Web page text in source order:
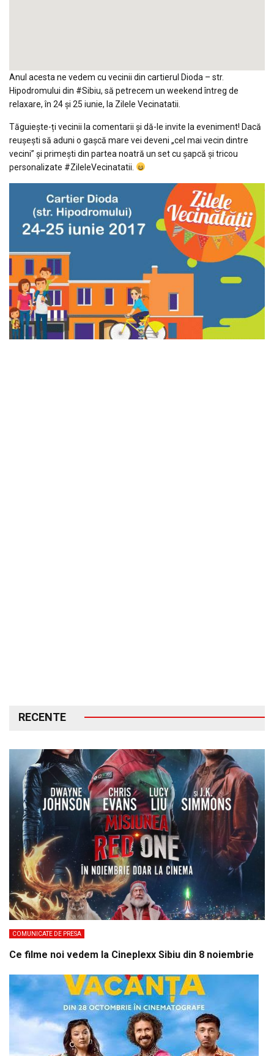
Anul acesta ne vedem cu vecinii din cartierul Dioda – str.
Hipodromului din #Sibiu, să petrecem un weekend întreg de
relaxare, în 24 și 25 iunie, la Zilele Vecinatatii.
Tăguiește-ți vecinii la comentarii și dă-le invite la eveniment! Dacă
reușești să aduni o gașcă mare vei deveni „cel mai vecin dintre
vecini” și primești din partea noatră un set cu șapcă și tricou
personalizate #ZileleVecinatatii.
RECENTE
COMUNICATE DE PRESA
Ce filme noi vedem la Cineplexx Sibiu din 8 noiembrie